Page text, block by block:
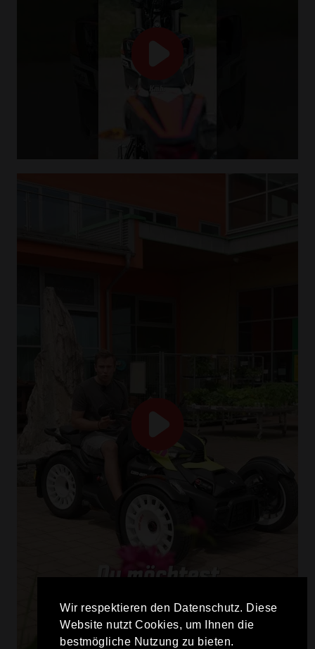
Wir respektieren den Datenschutz. Diese
Website nutzt Cookies, um Ihnen die
bestmögliche Nutzung zu bieten.